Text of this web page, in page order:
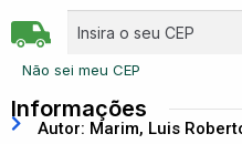
Não sei meu CEP
Informações
Autor: Marim, Luis